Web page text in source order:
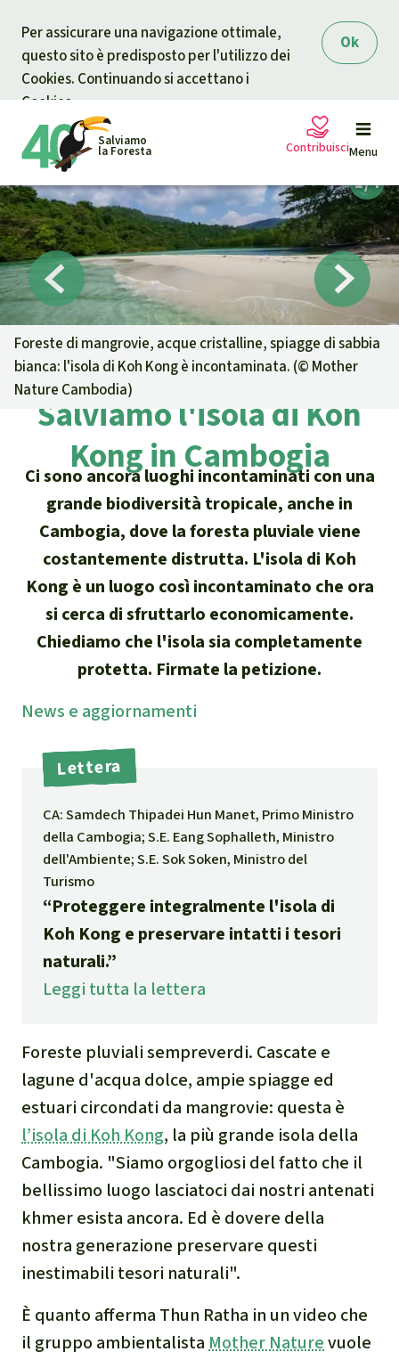
Ok
Per assicurare una navigazione ottimale,
questo sito è predisposto per l'utilizzo dei
Cookies. Continuando si accettano i
Cookies.
Salviamo
la Foresta Menu
Petizioni
Progetti
Informazioni
Informati
Attualità
Risultati
Temi principali
Foresta tropicale
Biomassa e Bioenergia
Legno Tropicale
Olio di palma
Allevamenti industriali
Biodiversità
Difensori e Difensore
MDL
Chimalapas
Incendi
Domande e risposte
Alluminio
Criminalità ambientale,
narcotraffico e territori
indigeni in Amazzonia
certificazione
Chi siamo
Chi siamo
40 anni di Salviamo la Foresta
Contattaci
Trasparenza
Sede legale
Cerca
Deutsch
English
Español
Français
Português
Contribuisci
La tua donazione aiuta
Sostieni Salviamo la Foresta
Donazione urgente
Donazione per una causa specifica
Protezione degli animali
Difensore e difensori delle foreste
In difesa della foresta
particolare
America Latina
Africa
Sud-est asiatico
Foreste di mangrovie, acque cristalline, spiagge di sabbia
bianca: l'isola di Koh Kong è incontaminata. (© Mother
Nature Cambodia)
Salviamo l'isola di Koh
Kong in Cambogia
Ci sono ancora luoghi incontaminati con una
grande biodiversità tropicale, anche in
Cambogia, dove la foresta pluviale viene
costantemente distrutta. L'isola di Koh
Kong è un luogo così incontaminato che ora
si cerca di sfruttarlo economicamente.
Chiediamo che l'isola sia completamente
protetta. Firmate la petizione.
News e aggior­namenti
Lettera
CA: Samdech Thipadei Hun Manet, Primo Ministro
della Cambogia; S.E. Eang Sophalleth, Ministro
dell'Ambiente; S.E. Sok Soken, Ministro del
Turismo
“Proteggere integralmente l'isola di
Koh Kong e preservare intatti i tesori
naturali.”
Leggi tutta la lettera
Foreste pluviali sempreverdi. Cascate e
lagune d'acqua dolce, ampie spiagge ed
estuari circondati da mangrovie: questa è
l’isola di Koh Kong, la più grande isola della
Cambogia. "Siamo orgogliosi del fatto che il
bellissimo luogo lasciatoci dai nostri antenati
khmer esista ancora. Ed è dovere della
nostra generazione preservare questi
inestimabili tesori naturali".
È quanto afferma Thun Ratha in un video che
il gruppo ambientalista Mother Naturevuole